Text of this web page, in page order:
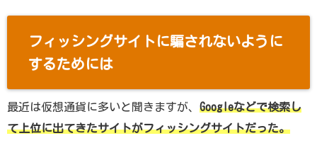
フィッシングサイトに騙されないように
するためには
最近は仮想通貨に多いと聞きますが、 Googleなどで検索し
て上位に出てきたサイトがフィッシングサイトだった。